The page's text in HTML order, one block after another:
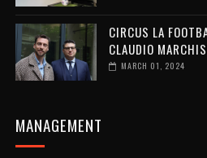
CIRCUS LA
CLAUDIO
MARCH 01, 2024
MANAGEMENT